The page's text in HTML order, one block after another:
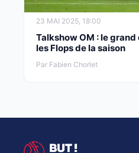
23 MAI 2025, 18:00
Talkshow OM : le
les Flops de la saison
Par Fabien Chorlet